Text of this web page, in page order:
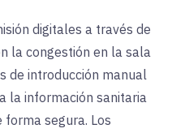
digitales a través de
la congestión en la sala
de introducción manual
la información sanitaria
segura. Los